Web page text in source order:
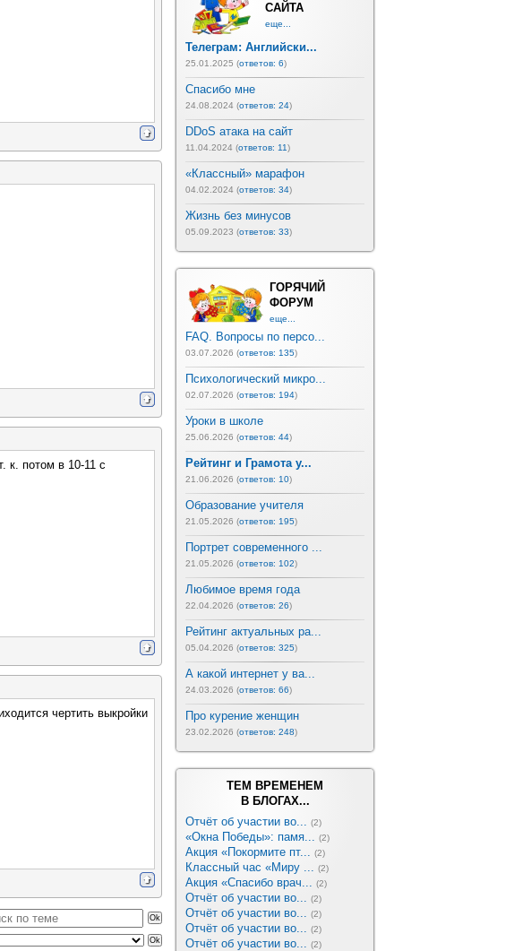
к. потом в 10-11 с
чертить выкройки
САЙТА
еще...
Телеграм: Английски...
25.01.2025 (ответов: 6)
Спасибо мне
24.08.2024 (ответов: 24)
DDoS атака на сайт
11.04.2024 (ответов: 11)
«Классный» марафон
04.02.2024 (ответов: 34)
Жизнь без минусов
05.09.2023 (ответов: 33)
ГОРЯЧИЙ
ФОРУМ
еще...
FAQ. Вопросы по персо...
03.07.2026 (ответов: 135)
Психологический микро...
02.07.2026 (ответов: 194)
Уроки в школе
25.06.2026 (ответов: 44)
Рейтинг и Грамота у...
21.06.2026 (ответов: 10)
Образование учителя
21.05.2026 (ответов: 195)
Портрет современного ...
21.05.2026 (ответов: 102)
Любимое время года
22.04.2026 (ответов: 26)
Рейтинг актуальных ра...
05.04.2026 (ответов: 325)
А какой интернет у ва...
24.03.2026 (ответов: 66)
Про курение женщин
23.02.2026 (ответов: 248)
ТЕМ ВРЕМЕНЕМ
В БЛОГАХ...
Отчёт об участии во... (2)
«Окна Победы»: памя... (2)
Акция «Покормите пт... (2)
Классный час «Миру ... (2)
Акция «Спасибо врач... (2)
Отчёт об участии во... (2)
Отчёт об участии во... (2)
Отчёт об участии во... (2)
Отчёт об участии во... (2)